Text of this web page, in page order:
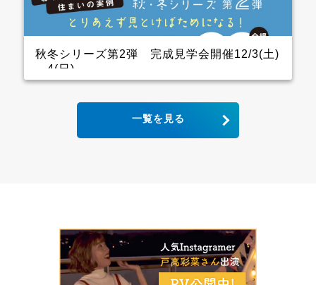
ます。 パントリーも十分に幅をとっていて大容量の収
納が可能！ リビングから死角になるところに上手に配
置しています。 &ensp […]
秋冬シリーズ第2弾 完成見学会開催12/3(土)
～4(日)
2世帯住宅の完成見学会 クレバリーホーム完成見学
会！ 12月3日(土)4日(日) ■会場：大分県大分市宮河内
ご予約いただいた方には、現地地図をメールまたは郵
一列分多い仕様になっています ダイニング スタイリ
ッシュなキッチンから見えるダイニングにはＷ2600の
壁面収納があり 洗練された3枚引き違いの内装建具が
空間をひきしめてくれます インナーガレージ 家族の
一覧を見る